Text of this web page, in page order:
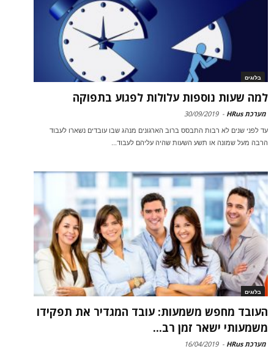
בלוגים
למה שעות נוספות עלולות לפגוע בתפוקה
מערכת HRus -
30/09/2019
עד לפני שנים לא רבות התבסס ברוב הארגונים מנהג שבו עובדים נשארו לעבוד
הרבה מעל שמונה או תשע השעות שהיה עליהם לעבוד...
בלוגים
העובד מחפש משמעות: עובד המגדיר את תפקידו
משמעותי ישאר זמן רב...
מערכת HRus -
16/04/2019